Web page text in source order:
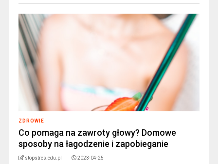
ZDROWIE
Co pomaga na zawroty głowy? Domowe
sposoby na łagodzenie i zapobieganie
stopstres.edu.pl 2023-04-25